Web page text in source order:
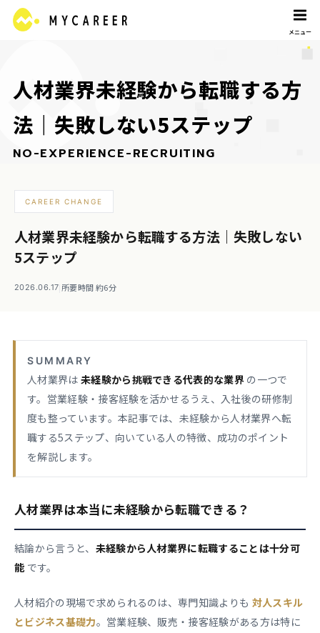
人材業界未経験から転職する方
法 ｜ 失敗しない5ステップ
NO-EXPERIENCE-RECRUITING
CAREER CHANGE
人材業界未経験から転職する方法｜失敗しない
5ステップ
2026.06.17 所要時間 約6分
SUMMARY
人材業界は 未経験から挑戦できる代表的な業界 の一つで
す。営業経験・接客経験を活かせるうえ、入社後の研修制
度も整っています。本記事では、未経験から人材業界へ転
職する5ステップ、向いている人の特徴、成功のポイント
を解説します。
人材業界は本当に未経験から転職できる？
結論から言うと、 未経験から人材業界に転職することは十分可
能です。
人材紹介の現場で求められるのは、専門知識よりも 対人スキル
とビジネス基礎力。営業経験、販売・接客経験がある方は特に